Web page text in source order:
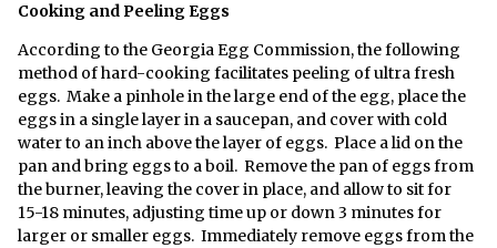
Cooking and Peeling Eggs
According to the Georgia Egg Commission, the following
method of hard-cooking facilitates peeling of ultra fresh
eggs. Make a pinhole in the large end of the egg, place the
eggs in a single layer in a saucepan, and cover with cold
water to an inch above the layer of eggs. Place a lid on the
pan and bring eggs to a boil. Remove the pan of eggs from
the burner, leaving the cover in place, and allow to sit for
15-18 minutes, adjusting time up or down 3 minutes for
larger or smaller eggs. Immediately remove eggs from the